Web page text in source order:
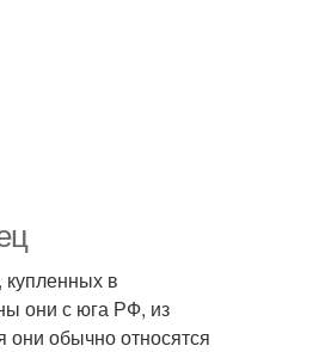
в
они с юга РФ, из
они обычно относятся